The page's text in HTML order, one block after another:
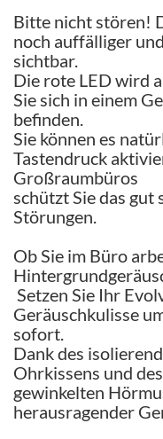
Bitte nicht stören!
noch auffälliger
sichtbar.
Die rote LED wird
Sie sich in einem
befinden.
Sie können es
Tastendruck
Großraumbüros
schützt Sie das
Störungen.
Ob Sie im Büro
Setzen Sie Ihr
Geräuschkulisse
sofort.
Dank des
Ohrkissens und
gewinkelten
herausragender